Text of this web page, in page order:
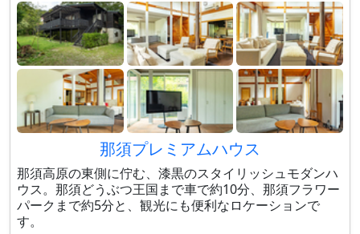
那須プレミアムハウス
那須高原の東側に佇む、漆黒のスタイリッシュモダンハ
ウス。那須どうぶつ王国まで車で約10分、那須フラワー
パークまで約5分と、観光にも便利なロケーションで
す。